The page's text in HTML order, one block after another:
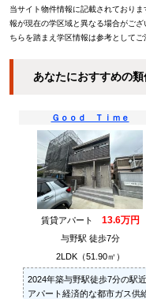
当サイト物件情報に記載されており
報が現在の学区域と異なる場合がご
ちらを踏まえ学区情報は参考としてご
あなたにおすすめの
Ｇｏｏｄ Ｔｉｍｅ
賃貸アパート 13.6万円
与野駅 徒歩7分
2LDK（51.90㎡）
2024年築与野駅徒歩7分の駅近
アパート経済的な都市ガス供